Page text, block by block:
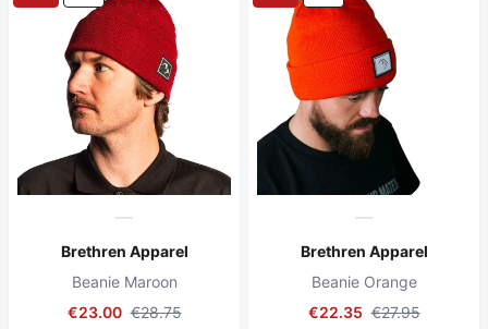
Brethren Apparel
Beanie Maroon
€23.00 €28.75
Brethren Apparel
Beanie Orange
€22.35 €27.95